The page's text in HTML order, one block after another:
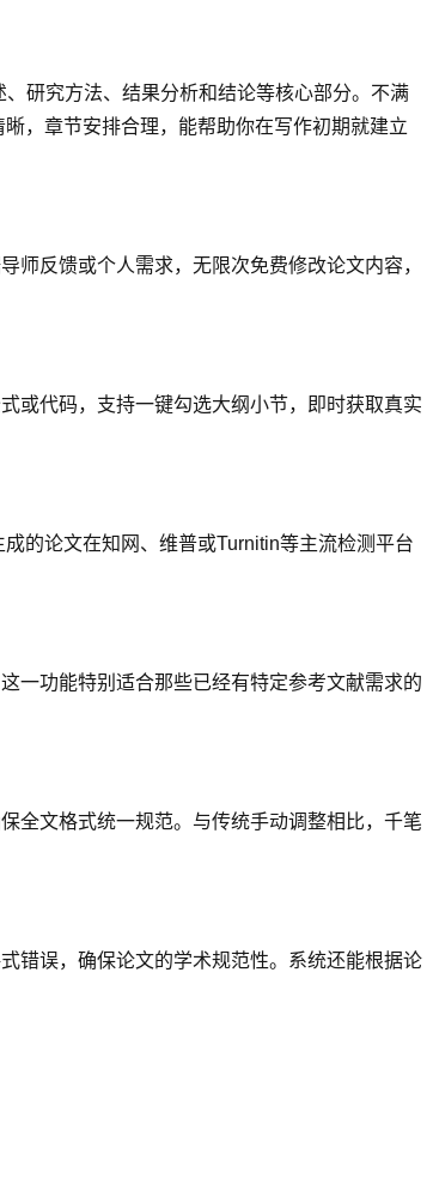
研究方法、结果分析和结论等核心部分。不满
，章节安排合理，能帮助你在写作初期就建立
反馈或个人需求，无限次免费修改论文内容，
或代码，支持一键勾选大纲小节，即时获取真实
的论文在知网、维普或Turnitin等主流检测平台
一功能特别适合那些已经有特定参考文献需求的
全文格式统一规范。与传统手动调整相比，千笔
错误，确保论文的学术规范性。系统还能根据论